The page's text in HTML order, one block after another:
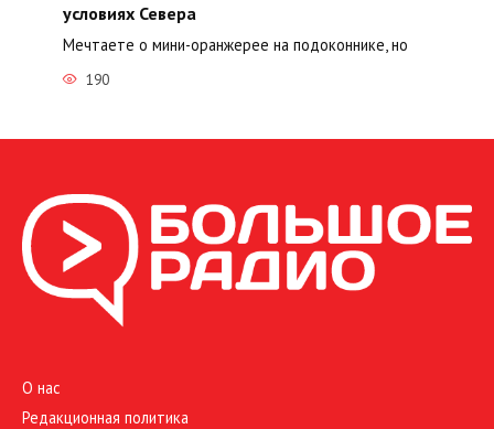
условиях Севера
Мечтаете о мини-оранжерее на подоконнике, но
190
О нас
Редакционная политика